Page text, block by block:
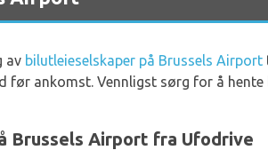
av bilutleieselskaper på Brussels Airport
før ankomst. Vennligst sørg for å
Brussels Airport fra Ufodrive